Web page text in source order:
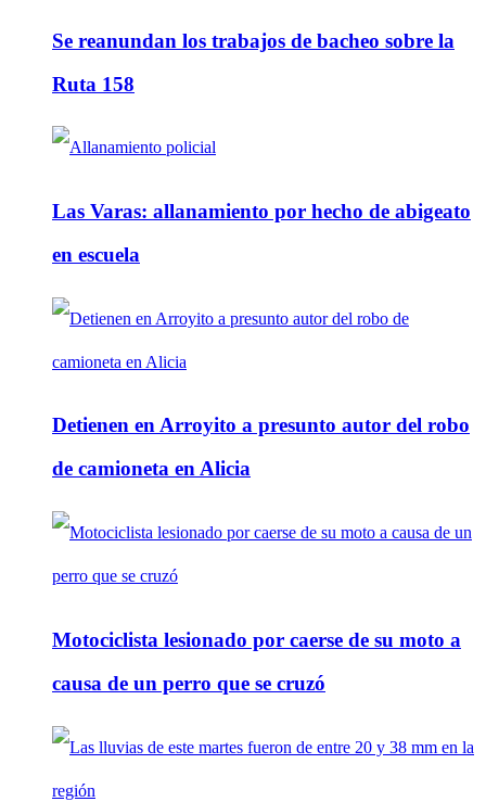
Se reanundan los trabajos de bacheo sobre la
Ruta 158
Las Varas: allanamiento por hecho de abigeato
en escuela
Detienen en Arroyito a presunto autor del robo
de camioneta en Alicia
Motociclista lesionado por caerse de su moto a
causa de un perro que se cruzó